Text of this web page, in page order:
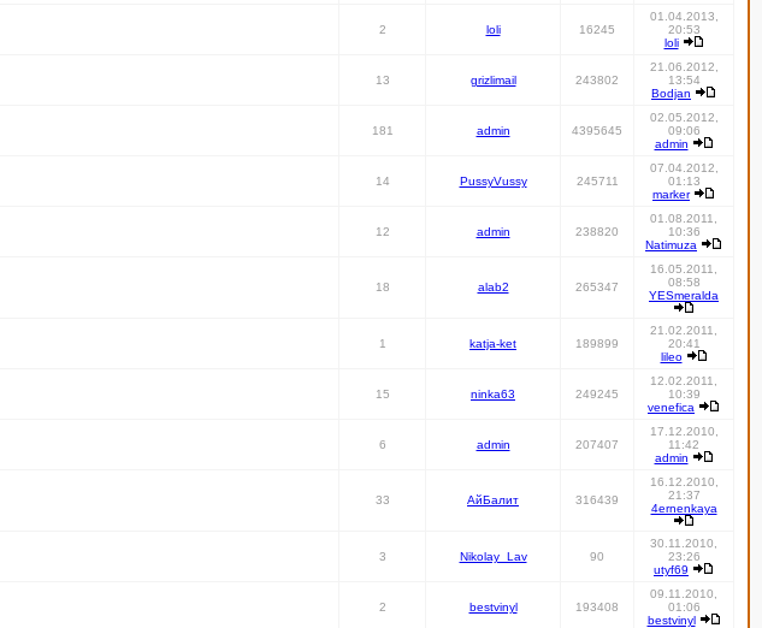
2 loli 16245
01.04.2013,
20:53
loli
13 grizlimail 243802
21.06.2012,
13:54
Bodjan
181 admin 4395645
02.05.2012,
09:06
admin
14 PussyVussy 245711
07.04.2012,
01:13
marker
12 admin 238820
01.08.2011,
10:36
Natimuza
18 alab2 265347
16.05.2011,
08:58
YESmeralda
1 katja-ket 189899
21.02.2011,
20:41
lileo
15 ninka63 249245
12.02.2011,
10:39
venefica
6 admin 207407
17.12.2010,
11:42
admin
33 АйБалит 316439
16.12.2010,
21:37
4ernenkaya
3 Nikolay_Lav 90
30.11.2010,
23:26
utyf69
2 bestvinyl 193408
09.11.2010,
01:06
bestvinyl